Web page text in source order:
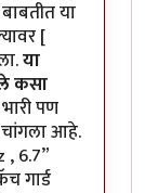
या
[
या
कसा
पण
चांगला आहे.
, 6.7”
गार्ड